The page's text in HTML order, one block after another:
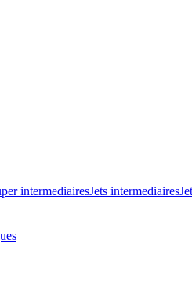
intermediairesJets intermediaires